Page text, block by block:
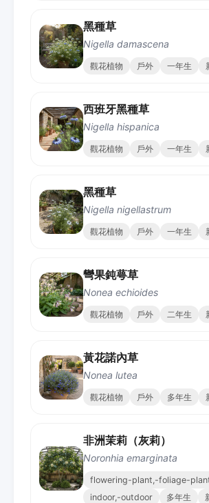
黑種草
Nigella damascena
觀花植物 戶外 一年生
西班牙黑種草
Nigella hispanica
觀花植物 戶外 一年生
黑種草
Nigella nigellastrum
觀花植物 戶外 一年生
彎果鈍萼草
Nonea echioides
觀花植物 戶外 二年生
黃花諾內草
Nonea lutea
觀花植物 戶外 多年生
非洲茉莉（灰莉）
Noronhia emarginata
flowering-plant,-foliage-
indoor,-outdoor
多年生